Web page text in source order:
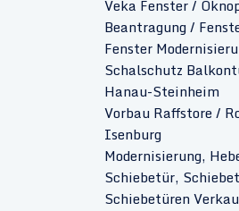
Veka Fenster /
Beantragung /
Fenster
Schalschutz
Hanau-Steinheim
Vorbau Raffstore /
Isenburg
Modernisierung,
Schiebetür,
Schiebetüren